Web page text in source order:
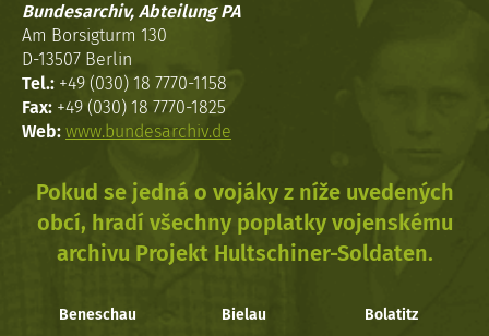
Bundesarchiv, Abteilung PA
Am Borsigturm 130
D-13507 Berlin
Tel.: +49 (030) 18 7770-1158
Fax: +49 (030) 18 7770-1825
Web: www.bundesarchiv.de
Pokud se jedná o vojáky z níže uvedených
obcí, hradí všechny poplatky vojenskému
archivu Projekt Hultschiner-Soldaten.
Beneschau Bielau Bolatitz